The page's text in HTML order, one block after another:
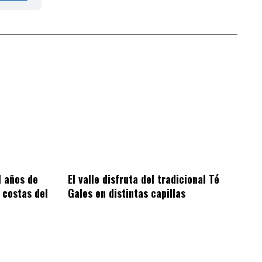
de
del
El valle disfruta del tradicional Té
Gales en distintas capillas